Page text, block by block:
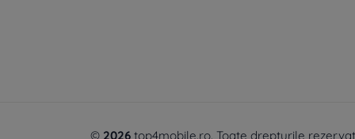
© 2026 top4mobile.ro. Toate drepturile